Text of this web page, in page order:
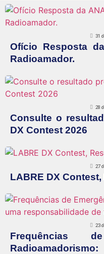
31
Ofício Resposta
Radioamador.
28
Consulte o
DX Contest 2026
27
LABRE DX
23
Frequências